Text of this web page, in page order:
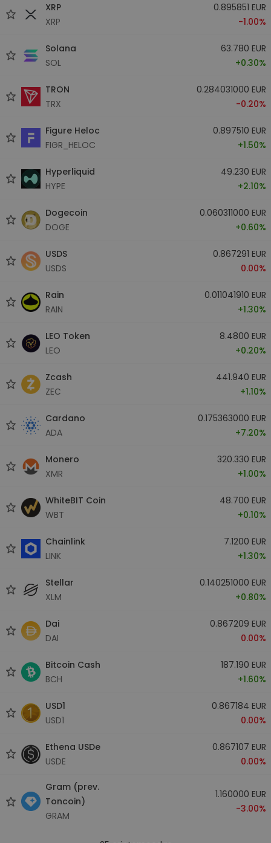
XRP
XRP
0.895851 EUR
-1.00%
Solana
SOL
63.780 EUR
+0.30%
TRON
TRX
0.284031000 EUR
-0.20%
Figure Heloc
FIGR_HELOC
0.897510 EUR
+1.50%
Hyperliquid
HYPE
49.230 EUR
+2.10%
Dogecoin
DOGE
0.060311000 EUR
+0.60%
USDS
USDS
0.867291 EUR
0.00%
Rain
RAIN
0.011041910 EUR
+1.30%
LEO Token
LEO
8.4800 EUR
+0.20%
Zcash
ZEC
441.940 EUR
+1.10%
Cardano
ADA
0.175363000 EUR
+7.20%
Monero
XMR
320.330 EUR
+1.00%
WhiteBIT Coin
WBT
48.700 EUR
+0.10%
Chainlink
LINK
7.1200 EUR
+1.30%
Stellar
XLM
0.140251000 EUR
+0.80%
Dai
DAI
0.867209 EUR
0.00%
Bitcoin Cash
BCH
187.190 EUR
+1.60%
USD1
USD1
0.867184 EUR
0.00%
Ethena USDe
USDE
0.867107 EUR
0.00%
Gram (prev.
Toncoin)
GRAM
1.160000 EUR
-3.00%